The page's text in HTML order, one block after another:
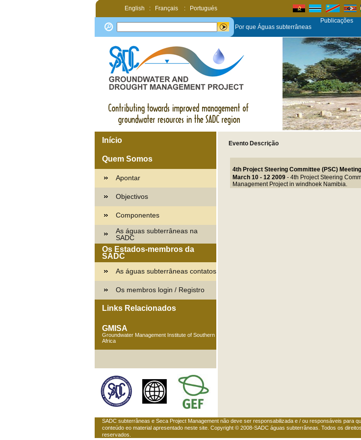
English : Français : Portugués
Por que Águas subterrâneas
Publicações
Início
Quem Somos
Apontar
Objectivos
Componentes
As águas subterrâneas na
SADC
Os Estados-membros da
SADC
As águas subterrâneas contatos
Os membros login / Registro
Links Relacionados
GMISA
Groundwater Management Institute of Southern
Africa
Evento Descrição
4th Project Steering Committee (PSC) Meeting
March 10 - 12 2009 - 4th Project Steering
Management Project in windhoek Namibia.
SADC subterrâneas e Seca Project Management não deve ser responsabilizada e / ou responsáveis para
conteúdo eo material apresentado neste site. Copyright © 2008-SADC águas subterrâneas. Todos os direitos
reservados.